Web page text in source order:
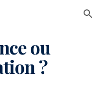
Skip to navigation
ou
?